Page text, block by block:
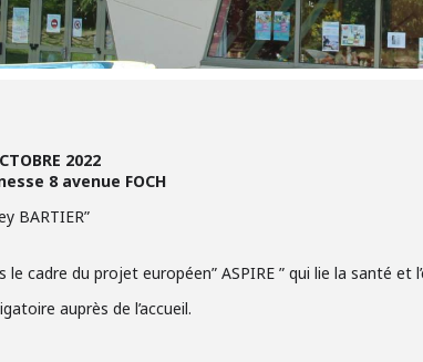
2022
8 avenue FOCH
BARTIER”
cadre du projet européen” ASPIRE ” qui lie la santé et
auprès de l’accueil.